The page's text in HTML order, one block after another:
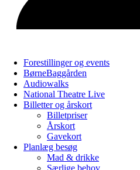
Forestillinger og events
BørneBaggården
Audiowalks
National Theatre Live
Billetter og årskort
Billetpriser
Årskort
Gavekort
Planlæg besøg
Mad & drikke